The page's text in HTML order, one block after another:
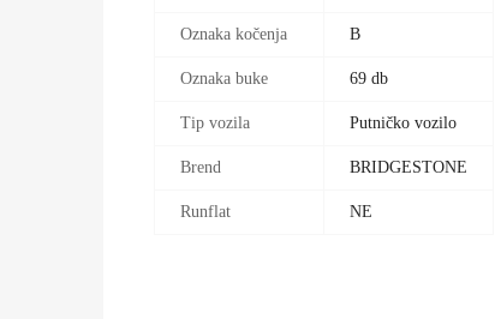
Oznaka kočenja B
Oznaka buke 69 db
Tip vozila Putničko vozilo
Brend BRIDGESTONE
Runflat NE